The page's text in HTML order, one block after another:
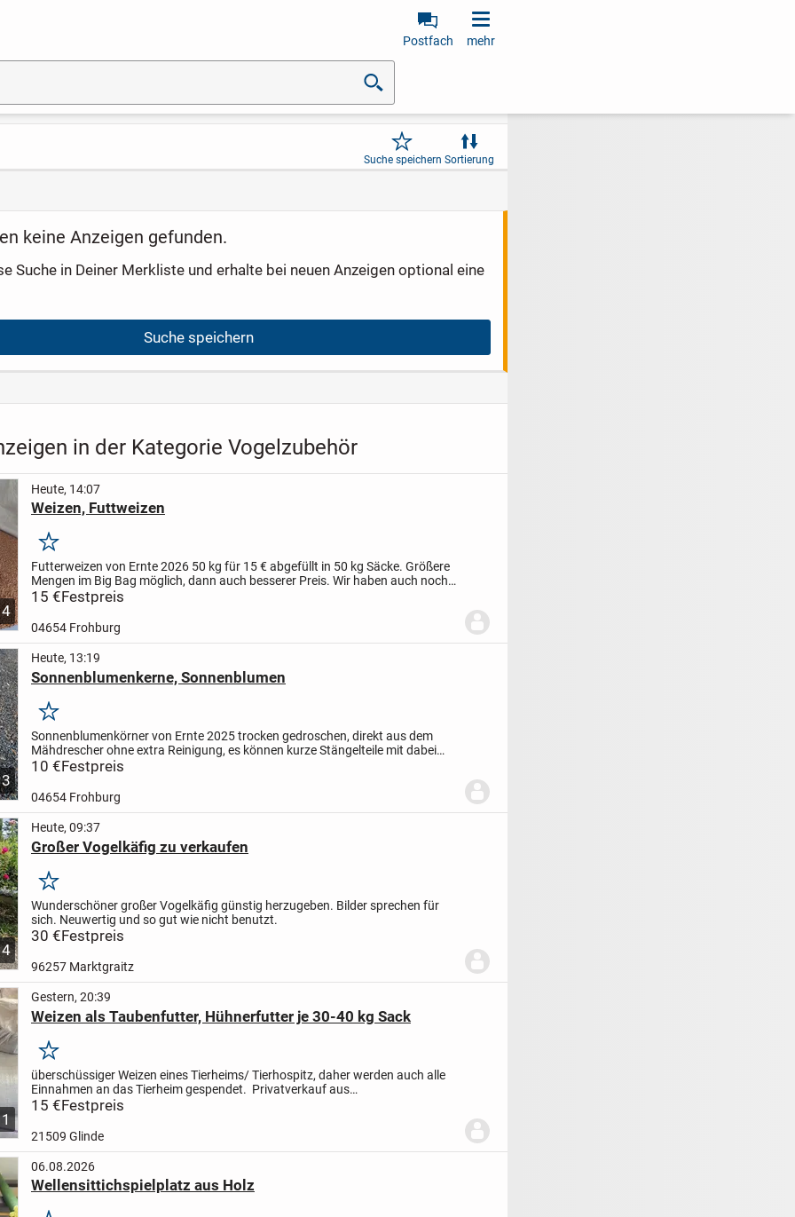
Postfach mehr
Suche speichern Sortierung
keine Anzeigen gefunden.
Suche in Deiner Merkliste und erhalte bei neuen Anzeigen optional eine
Suche speichern
in der Kategorie Vogelzubehör
4
Heute, 14:07
Weizen, Futtweizen
Merken
Futterweizen von Ernte 2026 50 kg für 15 € abgefüllt in 50 kg Säcke. Größere
Mengen im Big Bag möglich, dann auch besserer Preis. Wir haben auch noch
Gerste, Hafer, Erbsen und Sonnenblumen als...
15 €Festpreis
04654 Frohburg
3
Heute, 13:19
Sonnenblumenkerne, Sonnenblumen
Merken
Sonnenblumenkörner von Ernte 2025 trocken gedroschen, direkt aus dem
Mähdrescher ohne extra Reinigung, es können kurze Stängelteile mit dabei
sein, siehe Bild 1Als Vogelfutter, zum Oel pressen oder...
10 €Festpreis
04654 Frohburg
4
Heute, 09:37
Großer Vogelkäfig zu verkaufen
Merken
Wunderschöner großer Vogelkäfig günstig herzugeben. Bilder sprechen für
sich. Neuwertig und so gut wie nicht benutzt.
30 €Festpreis
96257 Marktgraitz
1
Gestern, 20:39
Weizen als Taubenfutter, Hühnerfutter je 30-40 kg Sack
Merken
überschüssiger Weizen eines Tierheims/ Tierhospitz, daher werden auch alle
Einnahmen an das Tierheim gespendet. Privatverkauf aus
Nichtraucherhaushalt
15 €Festpreis
21509 Glinde
06.08.2026
Wellensittichspielplatz aus Holz